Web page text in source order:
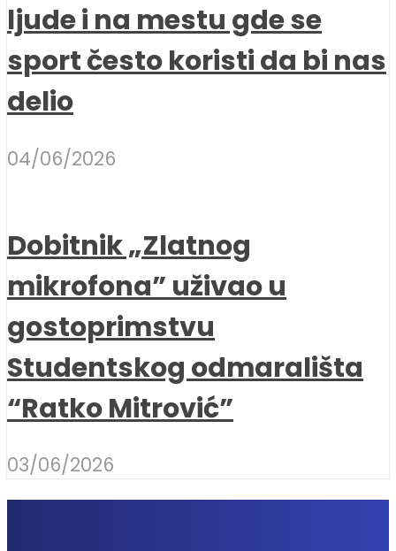
ljude i na mestu gde se
sport često koristi da bi nas
delio
04/06/2026
Dobitnik „Zlatnog
mikrofona” uživao u
gostoprimstvu
Studentskog odmarališta
“Ratko Mitrović”
03/06/2026